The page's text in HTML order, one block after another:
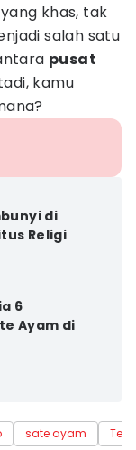
khas, tak
salah satu
pusat
kamu
di
Religi
6
Ayam di
sate ayam